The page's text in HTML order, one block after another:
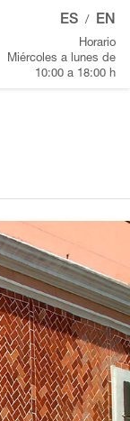
ES / EN
Horario
Miércoles a lunes de
10:00 a 18:00 h